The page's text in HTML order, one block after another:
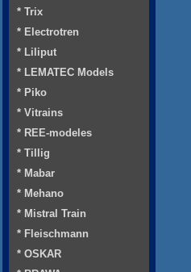
* Trix
* Electrotren
* Liliput
* LEMATEC Models
* Piko
* Vitrains
* REE-modeles
* Tillig
* Mabar
* Mehano
* Mistral Train
* Fleischmann
* OSKAR